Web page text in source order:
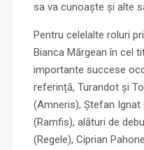
sa va cunoaște și alte
Pentru celelalte roluri
Bianca Mărgean în cel
importante succese
referință, Turandot și
(Amneris), Ștefan
(Ramfis), alături de
(Regele), Ciprian